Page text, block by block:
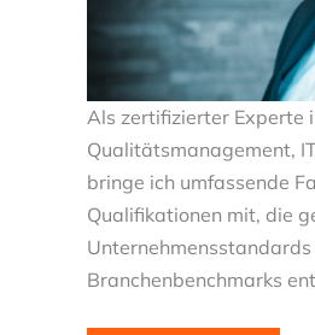
Als zertifizierter Experte
Qualitätsmanagement,
bringe ich umfassende
Qualifikationen mit, die
Unternehmensstandards
Branchenbenchmarks